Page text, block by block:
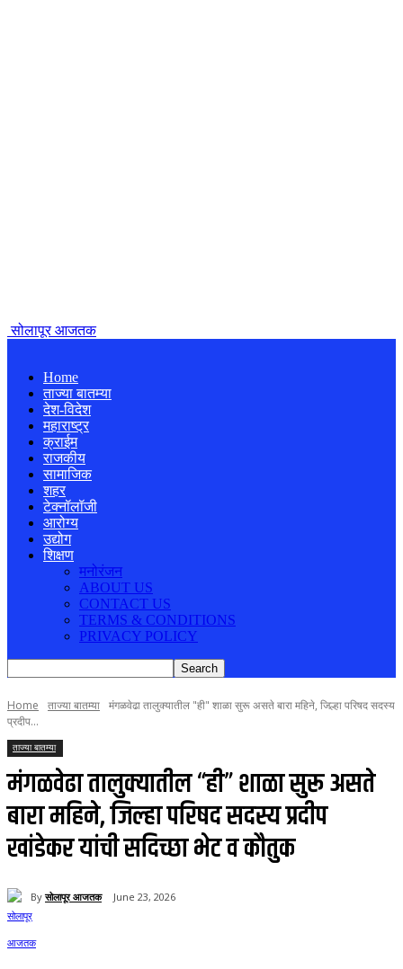
सोलापूर आजतक
Home
ताज्या बातम्या
देश-विदेश
महाराष्ट्र
क्राईम
राजकीय
सामाजिक
शहर
टेक्नॉलॉजी
आरोग्य
उद्योग
शिक्षण
मनोरंजन
ABOUT US
CONTACT US
TERMS & CONDITIONS
PRIVACY POLICY
Home ताज्या बातम्या मंगळवेढा तालुक्यातील "ही" शाळा सुरू असते बारा महिने, जिल्हा परिषद सदस्य
प्रदीप...
ताज्या बातम्या
मंगळवेढा तालुक्यातील “ही” शाळा सुरू असते
बारा महिने, जिल्हा परिषद सदस्य प्रदीप
खांडेकर यांची सदिच्छा भेट व कौतुक
By सोलापूर आजतक June 23, 2026